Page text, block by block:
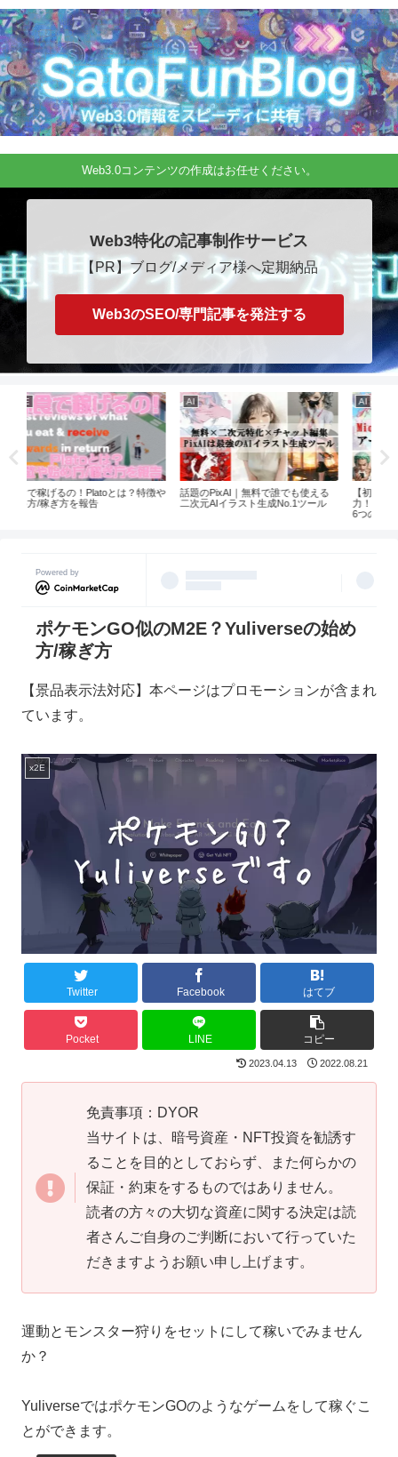
Web3.0コンテンツの作成はお任せください。
Web3特化の記事制作サービス
【PR】ブログ/メディア様へ定期納品
Web3のSEO/専門記事を発注する
AI
話題のPixAI｜無料で誰でも使える
二次元AIイラスト生成No.1ツール
AI
【初心者必見】会話から無限の創造
力！ミオ・エージェントで試したい
Powered by
ポケモンGO似のM2E？Yuliverseの始め
方/稼ぎ方
【景品表示法対応】本ページはプロモーションが含まれ
ています。
x2E
Twitter Facebook はてブ
Pocket LINE コピー
2023.04.13 2022.08.21
免責事項：DYOR
当サイトは、暗号資産・NFT投資を勧誘す
ることを目的としておらず、また何らかの
保証・約束をするものではありません。
読者の方々の大切な資産に関する決定は読
者さんご自身のご判断において行っていた
だきますようお願い申し上げます。
運動とモンスター狩りをセットにして稼いでみません
か？
YuliverseではポケモンGOのようなゲームをして稼ぐこ
とができます。